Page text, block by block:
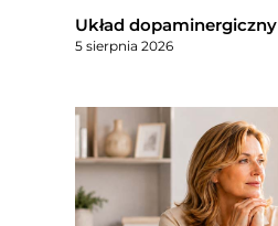
Układ dopaminergiczny
5 sierpnia 2026